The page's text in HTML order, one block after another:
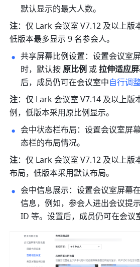
默认显示的最大人数。
注：仅 Lark 会议室 V7.12 及以上版
低版本最多显示 9 名参会人。
共享屏幕比例设置：设置会议室
时，默认按 原比例 或 拉伸适应
后，成员仍可在会议室中自行调
注：仅 Lark 会议室 V7.14 及以上版
例，低版本采用原比例显示。
会中状态栏布局：设置会议室屏
态栏的布局情况。
注：仅 Lark 会议室 V7.12 及以上版
布局，低版本采用默认布局。
会中信息展示：设置会议室屏幕
信息，例如，参会人进出会议提
ID 等。设置后，成员仍可在会议